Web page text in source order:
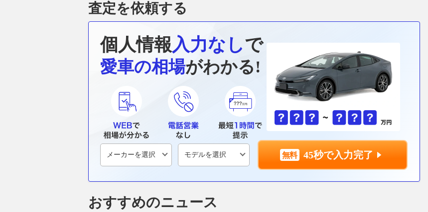
査定を依頼する
個人情報入力なしで
愛車の相場がわかる!
45秒で入力完了
おすすめのニュース